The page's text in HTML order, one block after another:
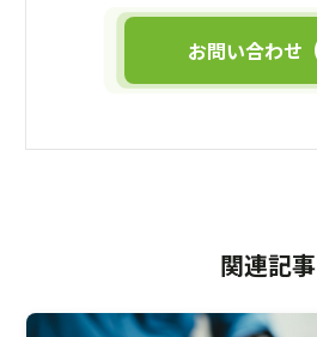
お問い合わせ
関連記事